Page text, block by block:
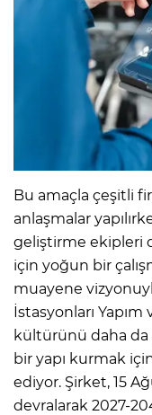
Bu amaçla çeşitli
anlaşmalar
geliştirme ekipleri
için yoğun bir
muayene
İstasyonları
kültürünü daha da
bir yapı kurmak
ediyor. Şirket, 15
devralarak 2027-